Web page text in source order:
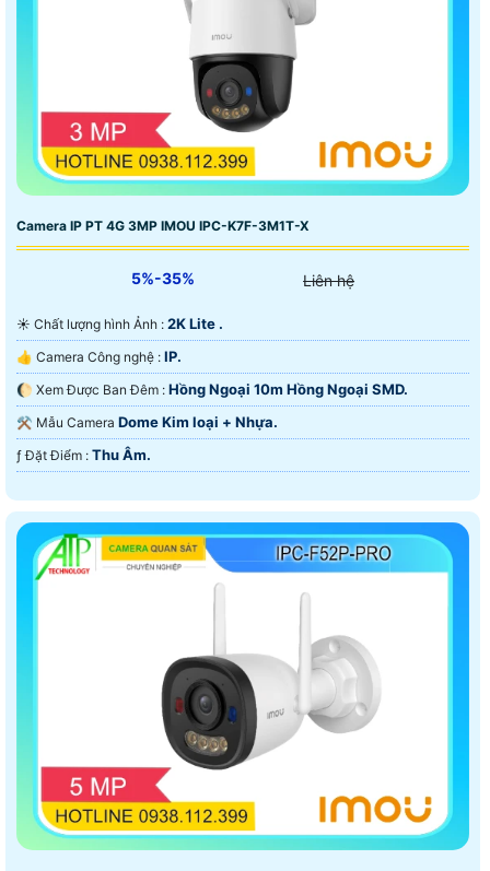
Camera IP PT 4G 3MP IMOU IPC-K7F-3M1T-X
5%-35% Liên hệ
☀️ Chất lượng hình Ảnh : 2K Lite .
👍 Camera Công nghệ : IP.
🌔 Xem Được Ban Đêm : Hồng Ngoại 10m Hồng Ngoại SMD.
⚒ Mẫu Camera Dome Kim loại + Nhựa.
️ƒ Đặt Điểm : Thu Âm.